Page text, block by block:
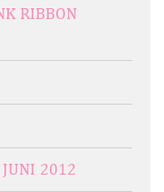
RIBBON
JUNI 2012